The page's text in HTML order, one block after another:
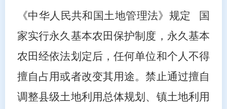
《中华人民共和国土地管理法》规定 国
家实行永久基本农田保护制度，永久基本
农田经依法划定后，任何单位和个人不得
擅自占用或者改变其用途。禁止通过擅自
调整县级土地利用总体规划、镇土地利用